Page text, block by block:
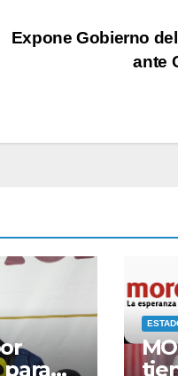
Expone Gobierno
ante
para